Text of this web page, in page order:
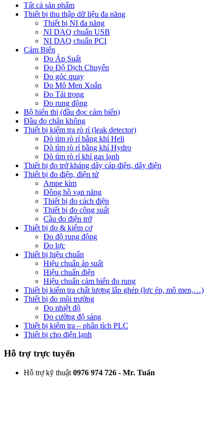
Tất cả sản phẩm
Thiết bị thu thập dữ liệu đa năng
Thiết bị NI đa năng
NI DAQ chuẩn USB
NI DAQ chuẩn PCI
Cảm Biến
Đo Áp Suất
Đo Độ Dịch Chuyển
Đo góc quay
Đo Mô Men Xoắn
Đo Tải trọng
Đo rung động
Bộ hiển thị (đầu đọc cảm biến)
Đầu đo chân không
Thiết bị kiểm tra rò rỉ (leak detector)
Dò tìm rò rỉ bằng khí Heli
Dò tìm rò rỉ bằng khí Hydro
Dò tìm rò rỉ khí gas lạnh
Thiết bị đo trở kháng dây cáp điện, dây điện
Thiết bị đo điện, điện tử
Ampe kìm
Đồng hồ vạn năng
Thiết bị đo cách điện
Thiết bị đo công suất
Cầu đo điện trở
Thiết bị đo & kiểm cơ
Đo độ rung động
Đo lực
Thiết bị hiệu chuẩn
Hiệu chuẩn áp suất
Hiệu chuẩn điện
Hiệu chuẩn cảm biến đo rung
Thiết bị kiểm tra chất lượng lắp ghép (lực ép, mô men,…)
Thiết bị đo môi trường
Đo nhiệt độ
Đo cường độ sáng
Thiết bị kiểm tra – phân tích PLC
Thiết bị cho điện lạnh
Hỗ trợ trực tuyến
Hỗ trợ kỹ thuật 0976 974 726 - Mr. Tuấn